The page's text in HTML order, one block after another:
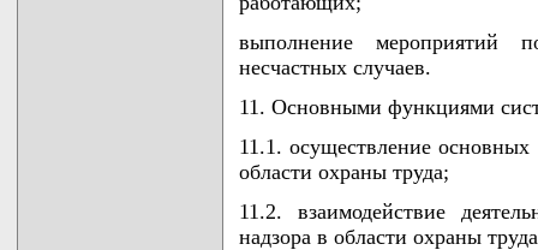
выполнение мероприятий
несчастных случаев.
11. Основными функциями
11.1. осуществление
области охраны труда;
11.2. взаимодействие
надзора в области охраны